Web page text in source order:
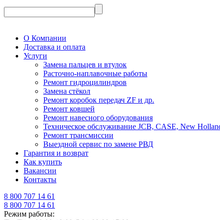
О Компании
Доставка и оплата
Услуги
Замена пальцев и втулок
Расточно-наплавочные работы
Ремонт гидроцилиндров
Замена стёкол
Ремонт коробок передач ZF и др.
Ремонт ковшей
Ремонт навесного оборудования
Техническое обслуживание JCB, CASE, New
Ремонт трансмиссии
Выездной сервис по замене РВД
Гарантия и возврат
Как купить
Вакансии
Контакты
8 800 707 14 61
8 800 707 14 61
Режим работы: